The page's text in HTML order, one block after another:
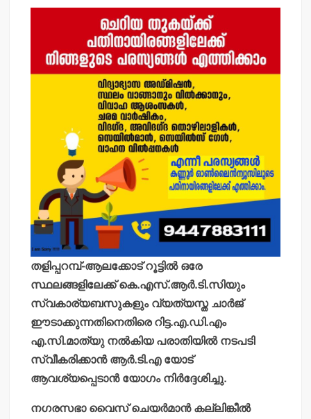
തളിപ്പറമ്പ്-ആലക്കോട് റൂട്ടില്‍ ഒരേ
സ്ഥലങ്ങളിലേക്ക് കെ.എസ്.ആര്‍.ടി.സിയും
സ്വകാര്യബസുകളും വ്യത്യസ്ത ചാര്‍ജ്
ഈടാക്കുന്നതിനെതിരെ റിട്ട.എ.ഡി.എം
എ.സി.മാത്യു നല്‍കിയ പരാതിയില്‍ നടപടി
സ്വീകരിക്കാന്‍ ആര്‍.ടി.എ യോട്
ആവശ്യപ്പെടാന്‍ യോഗം നിര്‍ദ്ദേശിച്ചു.
നഗരസഭാ വൈസ് ചെയര്‍മാന്‍ കല്ലിങ്കീല്‍